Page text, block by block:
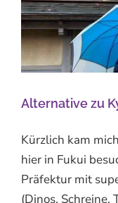
Alternative zu
Kürzlich kam
hier in Fukui
Präfektur mit
(Dinos, Schreine,